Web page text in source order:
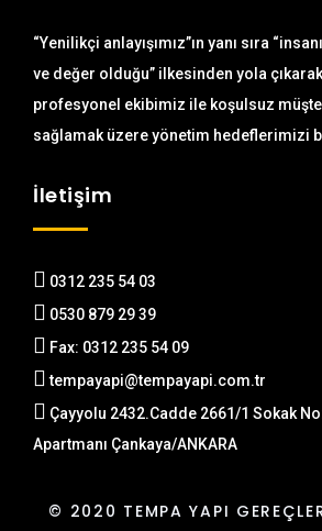
“Yenilikçi anlayışımız”ın yanı sıra
ve değer olduğu” ilkesinden yola
profesyonel ekibimiz ile koşulsuz
sağlamak üzere yönetim hedeflerimizi
İletişim
0312 235 54 03
0530 879 29 39
Fax: 0312 235 54 09
tempayapi@tempayapi.com.tr
Çayyolu 2432.Cadde 2661/1 Sokak
Apartmanı Çankaya/ANKARA
© 2020 TEMPA YAPI